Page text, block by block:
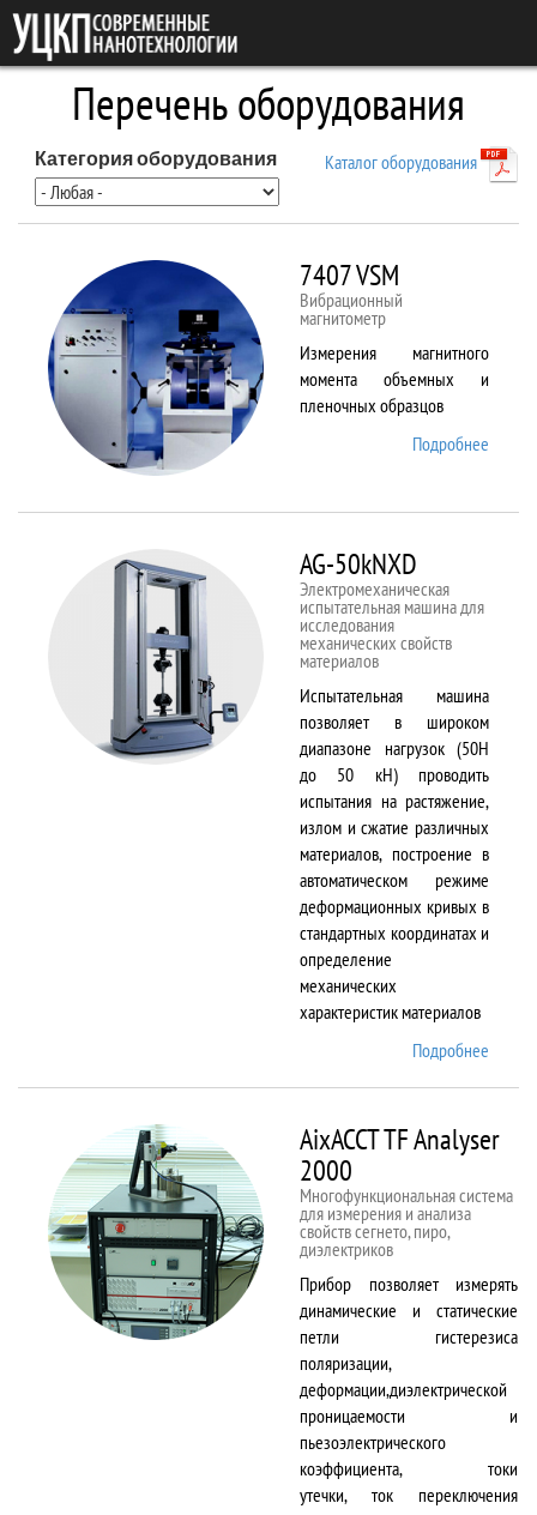
Перейти к основному содержанию
Перечень оборудования
Каталог оборудования
Категория оборудования
7407 VSM
Вибрационный
магнитометр
Измерения магнитного
момента объемных и
пленочных образцов
Подробнее
AG-50kNXD
Электромеханическая
испытательная машина для
исследования
механических свойств
материалов
Испытательная машина
позволяет в широком
диапазоне нагрузок (50Н
до 50 кН) проводить
испытания на растяжение,
излом и сжатие различных
материалов, построение в
автоматическом режиме
деформационных кривых в
стандартных координатах и
определение
механических
характеристик материалов
Подробнее
AixACCT TF Analyser
2000
Многофункциональная система
для измерения и анализа
свойств сегнето, пиро,
диэлектриков
Прибор позволяет измерять
динамические и статические
петли гистерезиса
поляризации,
деформации,диэлектрической
проницаемости и
пьезоэлектрического
коэффициента, токи
утечки, ток переключения